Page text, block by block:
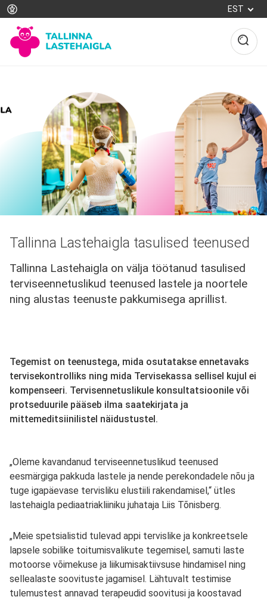
Liigu
edasi
põhisisu
juurde
EST
Tallinna Lastehaigla tasulised teenused
Tallinna Lastehaigla on välja töötanud tasulised
terviseennetuslikud teenused lastele ja noortele
ning alustas teenuste pakkumisega aprillist.
Tegemist on teenustega, mida osutatakse ennetavaks
tervisekontrolliks ning mida Tervisekassa sellisel kujul ei
kompenseeri. Tervisennetuslikule konsultatsioonile või
protseduurile pääseb ilma saatekirjata ja
mittemeditsiinilistel näidustustel.
„Oleme kavandanud terviseennetuslikud teenused
eesmärgiga pakkuda lastele ja nende perekondadele nõu ja
tuge igapäevase tervisliku elustiili rakendamisel,“ ütles
lastehaigla pediaatriakliiniku juhataja Liis Tõnisberg.
„Meie spetsialistid tulevad appi tervislike ja konkreetsele
lapsele sobilike toitumisvalikute tegemisel, samuti laste
motoorse võimekuse ja liikumisaktiivsuse hindamisel ning
sellealaste soovituste jagamisel. Lähtuvalt testimise
tulemustest annavad terapeudid soovitusi ja koostavad